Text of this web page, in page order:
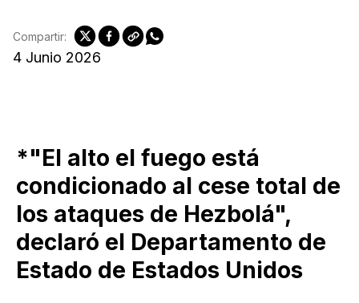
4 Junio 2026
Compartir:
*"El alto el fuego está
condicionado al cese total de
los ataques de Hezbolá",
declaró el Departamento de
Estado de Estados Unidos